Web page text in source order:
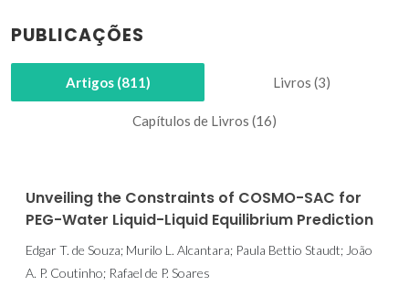
PUBLICAÇÕES
Artigos (811) Livros (3)
Capítulos de Livros (16)
Unveiling the Constraints of COSMO-SAC for
PEG-Water Liquid-Liquid Equilibrium Prediction
Edgar T. de Souza; Murilo L. Alcantara; Paula Bettio Staudt; João
A. P. Coutinho; Rafael de P. Soares